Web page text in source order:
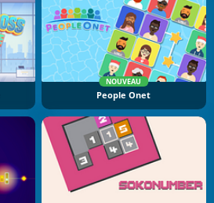
NOUVEAU
People Onet